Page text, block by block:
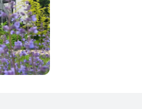
nieuw
ruime
tot